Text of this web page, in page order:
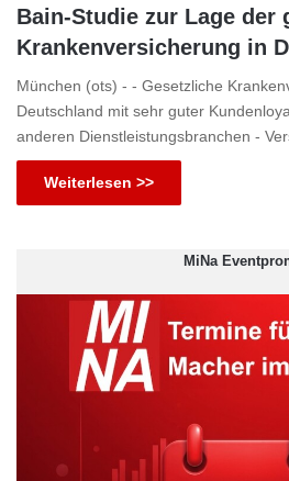
Bain-Studie zur Lage der
Krankenversicherung in
München (ots) - - Gesetzliche
Deutschland mit sehr guter
anderen Dienstleistungsbranchen -
Weiterlesen >>
MiNa